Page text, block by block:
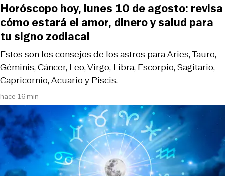
hace 16 min
Estos son los consejos de los astros para Aries, Tauro,
Géminis, Cáncer, Leo, Virgo, Libra, Escorpio, Sagitario,
Capricornio, Acuario y Piscis.
Horóscopo hoy, lunes 10 de agosto: revisa
cómo estará el amor, dinero y salud para
tu signo zodiacal